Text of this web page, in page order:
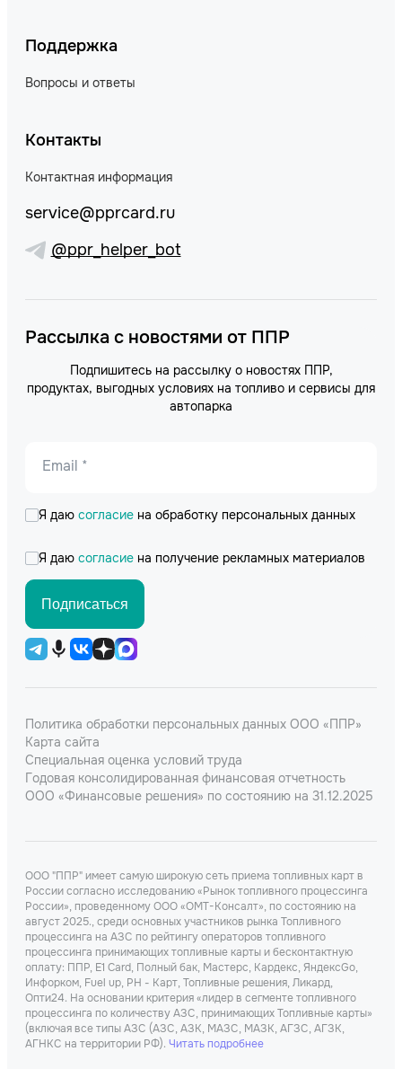
Поддержка
Вопросы и ответы
Контакты
Контактная информация
service@pprcard.ru
@ppr_helper_bot
Рассылка с новостями от ППР
Подпишитесь на рассылку о новостях ППР,
продуктах, выгодных условиях на топливо и сервисы для
автопарка
Email *
Я даю согласие на обработку персональных данных
Я даю согласие на получение рекламных материалов
Подписаться
Политика обработки персональных данных ООО «ППР»
Карта сайта
Специальная оценка условий труда
Годовая консолидированная финансовая отчетность
ООО «Финансовые решения» по состоянию на 31.12.2025
ООО "ППР" имеет самую широкую сеть приема топливных карт в
России согласно исследованию «Рынок топливного процессинга
России», проведенному ООО «ОМТ-Консалт», по состоянию на
август 2025., среди основных участников рынка Топливного
процессинга на АЗС по рейтингу операторов топливного
процессинга принимающих топливные карты и бесконтактную
оплату: ППР, Е1 Card, Полный бак, Мастерс, Кардекс, ЯндексGo,
Инфорком, Fuel up, РН - Карт, Топливные решения, Ликард,
Опти24. На основании критерия «лидер в сегменте топливного
процессинга по количеству АЗС, принимающих Топливные карты»
(включая все типы АЗС (АЗС, АЗК, МАЗС, МАЗК, АГЗС, АГЗК,
АГНКС на территории РФ). Читать подробнее